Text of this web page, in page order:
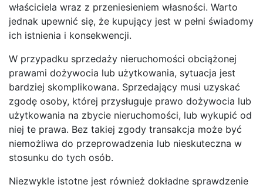
właściciela wraz z przeniesieniem własności. Warto
jednak upewnić się, że kupujący jest w pełni świadomy
ich istnienia i konsekwencji.
W przypadku sprzedaży nieruchomości obciążonej
prawami dożywocia lub użytkowania, sytuacja jest
bardziej skomplikowana. Sprzedający musi uzyskać
zgodę osoby, której przysługuje prawo dożywocia lub
użytkowania na zbycie nieruchomości, lub wykupić od
niej te prawa. Bez takiej zgody transakcja może być
niemożliwa do przeprowadzenia lub nieskuteczna w
stosunku do tych osób.
Niezwykle istotne jest również dokładne sprawdzenie